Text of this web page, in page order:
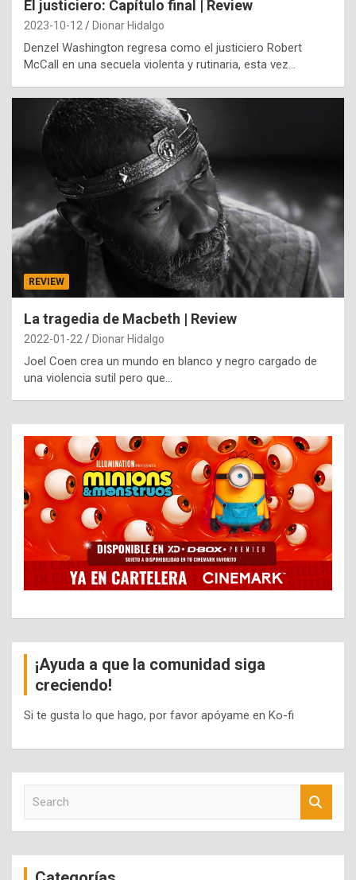
El justiciero: Capítulo final | Review
2023-10-12 Dionar Hidalgo
Denzel Washington regresa como el justiciero Robert
McCall en una secuela violenta y rutinaria, esta vez…
REVIEW
La tragedia de Macbeth | Review
2022-01-22 Dionar Hidalgo
Joel Coen crea un mundo en blanco y negro cargado de
una violencia sutil pero que…
¡Ayuda a que la comunidad siga
creciendo!
Si te gusta lo que hago, por favor apóyame en Ko-fi
c